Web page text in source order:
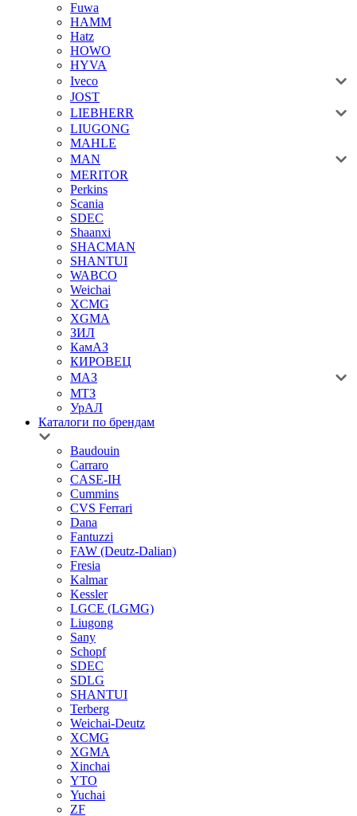
Fuwa
HAMM
Hatz
HOWO
HYVA
Iveco
JOST
LIEBHERR
LIUGONG
MAHLE
MAN
MERITOR
Perkins
Scania
SDEC
Shaanxi
SHACMAN
SHANTUI
WABCO
Weichai
XCMG
XGMA
ЗИЛ
КамАЗ
КИРОВЕЦ
МАЗ
МТЗ
УрАЛ
Каталоги по брендам
Baudouin
Carraro
CASE-IH
Cummins
CVS Ferrari
Dana
Fantuzzi
FAW (Deutz-Dalian)
Fresia
Kalmar
Kessler
LGCE (LGMG)
Liugong
Sany
Schopf
SDEC
SDLG
SHANTUI
Terberg
Weichai-Deutz
XCMG
XGMA
Xinchai
YTO
Yuchai
ZF